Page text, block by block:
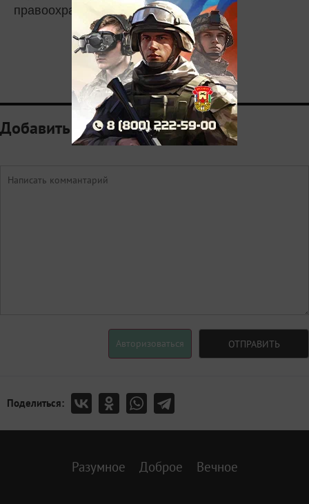
правоохранительными структурами.
0
Добавить комментарий
Авторизоваться ОТПРАВИТЬ
Поделиться:
Разумное Доброе Вечное